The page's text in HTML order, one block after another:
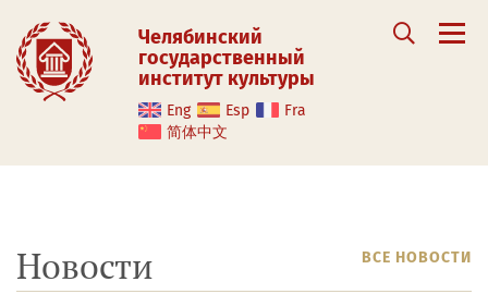
Челябинский
государственный
институт культуры
Eng Esp
Fra
简体中文
Новости ВСЕ НОВОСТИ